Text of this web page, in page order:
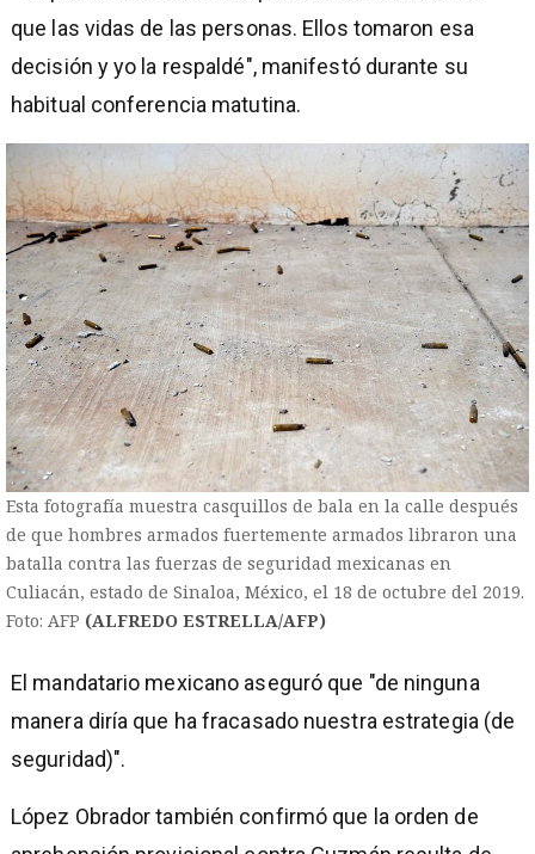
que las vidas de las personas. Ellos tomaron esa
decisión y yo la respaldé", manifestó durante su
habitual conferencia matutina.
Esta fotografía muestra casquillos de bala en la calle después
de que hombres armados fuertemente armados libraron una
batalla contra las fuerzas de seguridad mexicanas en
Culiacán, estado de Sinaloa, México, el 18 de octubre del 2019.
Foto: AFP (ALFREDO ESTRELLA/AFP)
El mandatario mexicano aseguró que "de ninguna
manera diría que ha fracasado nuestra estrategia (de
seguridad)".
López Obrador también confirmó que la orden de